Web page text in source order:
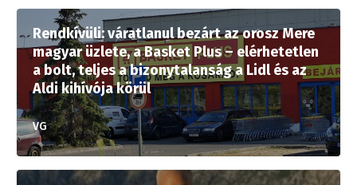
Rendkívüli: váratlanul bezárt az orosz Mere
magyar üzlete, a Basket Plus – elérhetetlen
a bolt, teljes a bizonytalanság a Lidl és az
Aldi kihívója körül
VG